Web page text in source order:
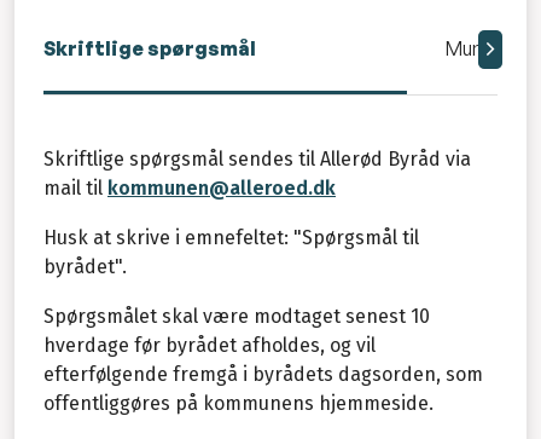
Skriftlige spørgsmål Mundtlige
Skriftlige spørgsmål sendes til Allerød Byråd via
mail til kommunen@alleroed.dk
Husk at skrive i emnefeltet: "Spørgsmål til
byrådet".
Spørgsmålet skal være modtaget senest 10
hverdage før byrådet afholdes, og vil
efterfølgende fremgå i byrådets dagsorden, som
offentliggøres på kommunens hjemmeside.